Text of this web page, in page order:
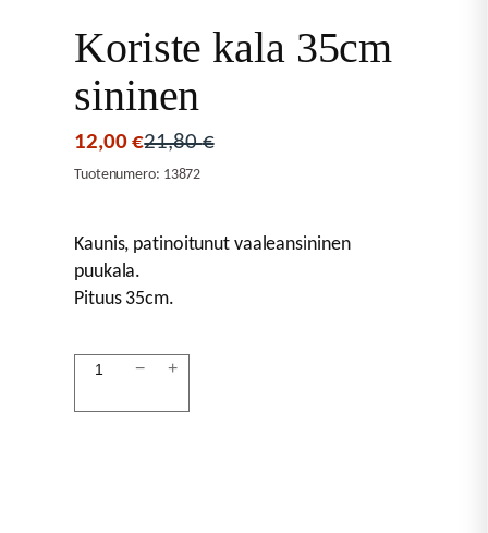
Koriste kala 35cm
sininen
21,80€
Alkuperäinen
hinta
12,00€
Nykyinen
hinta
Tuotenumero: 13872
Kaunis, patinoitunut vaaleansininen
puukala.
Pituus 35cm.
Koriste
− +